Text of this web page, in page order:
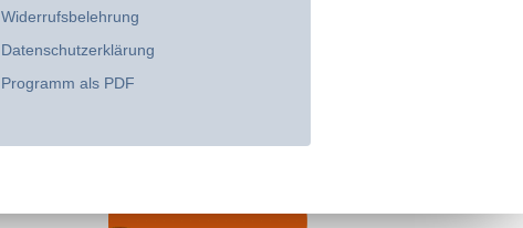
Widerrufsbelehrung
Datenschutzerklärung
Programm als PDF